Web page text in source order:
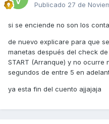
Publicado 27 de
si se enciende no son los
de nuevo explicare para que
manetas después del check
START (Arranque) y no ocurre
segundos de entre 5 en
ya esta fin del cuento ajjajaja